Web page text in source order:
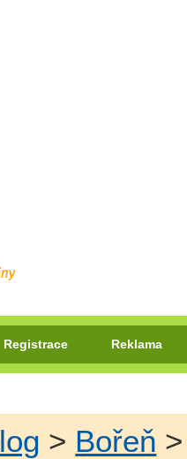
Registrace Reklama
> Bořeň